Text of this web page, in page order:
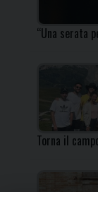
“Una serata
Torna il